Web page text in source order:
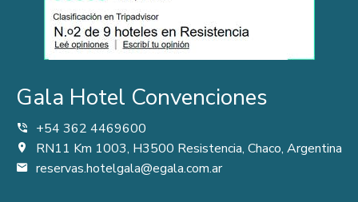
Gala Hotel Convenciones
+54 362 4469600
RN11 Km 1003, H3500 Resistencia, Chaco, Argentina
reservas.hotelgala@egala.com.ar